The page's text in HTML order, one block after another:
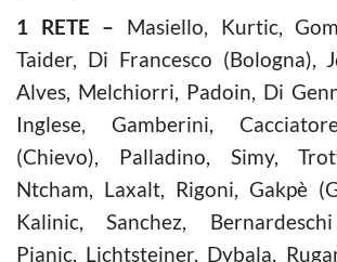
1 RETE – Masiello, Kurtic,
Taider, Di Francesco (Bologna),
Alves, Melchiorri, Padoin, Di
Inglese, Gamberini,
(Chievo), Palladino, Simy,
Ntcham, Laxalt, Rigoni, Gakpè
Kalinic, Sanchez,
Pjanic, Lichtsteiner, Dybala,